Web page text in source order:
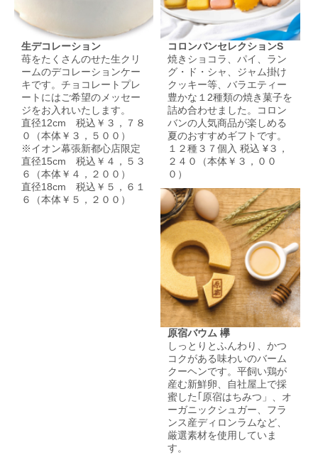
生デコレーション
苺をたくさんのせた生クリ
ームのデコレーションケー
キです。チョコレートプレ
ートにはご希望のメッセー
ジをお入れいたします。
直径12cm 税込￥３，７８
０（本体￥３，５００）
※イオン幕張新都心店限定
直径15cm 税込￥４，５３
６（本体￥４，２００）
直径18cm 税込￥５，６１
６（本体￥５，２００）
コロンバンセレクションS
焼きショコラ、パイ、ラン
グ・ド・シャ、ジャム掛け
クッキー等、バラエティー
豊かな１2種類の焼き菓子を
詰め合わせました。コロン
バンの人気商品が楽しめる
夏のおすすめギフトです。
１２種３７個入 税込 ¥３，
２４０（本体￥３，００
０）
原宿バウム 欅
しっとりとふんわり、かつ
コクがある味わいのバーム
クーヘンです。平飼い鶏が
産む新鮮卵、自社屋上で採
蜜した｢原宿はちみつ」、オ
ーガニックシュガー、フラ
ンス産ディロンラムなど、
厳選素材を使用していま
す。